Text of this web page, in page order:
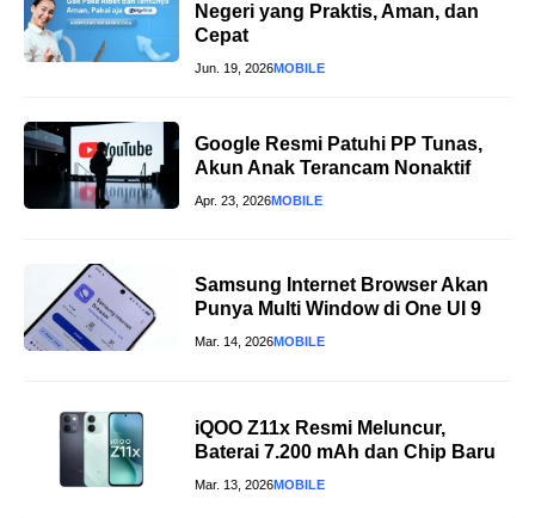
Negeri yang Praktis, Aman, dan
Cepat
Jun. 19, 2026MOBILE
Google Resmi Patuhi PP Tunas,
Akun Anak Terancam Nonaktif
Apr. 23, 2026MOBILE
Samsung Internet Browser Akan
Punya Multi Window di One UI 9
Mar. 14, 2026MOBILE
iQOO Z11x Resmi Meluncur,
Baterai 7.200 mAh dan Chip Baru
Mar. 13, 2026MOBILE